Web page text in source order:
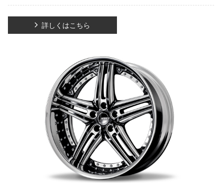
詳しくはこちら